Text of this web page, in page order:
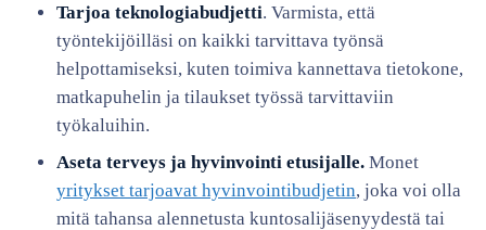
Tarjoa teknologiabudjetti. Varmista, että
työntekijöilläsi on kaikki tarvittava työnsä
helpottamiseksi, kuten toimiva kannettava tietokone,
matkapuhelin ja tilaukset työssä tarvittaviin
työkaluihin.
Aseta terveys ja hyvinvointi etusijalle. Monet
yritykset tarjoavat hyvinvointibudjetin, joka voi olla
mitä tahansa alennetusta kuntosalijäsenyydestä tai